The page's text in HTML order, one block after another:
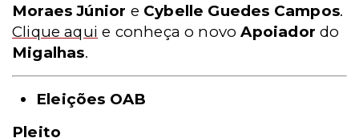
Moraes Júnior e Cybelle Guedes Campos.
Clique aqui e conheça o novoApoiador do
Migalhas.
Eleições OAB
Pleito